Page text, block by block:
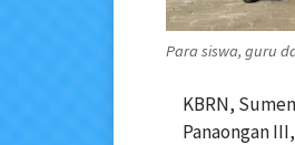
Para siswa, guru
KBRN,
Panaongan